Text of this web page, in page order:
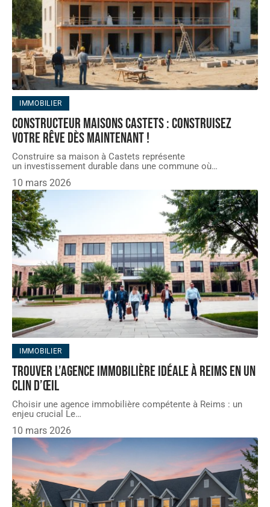
IMMOBILIER
Constructeur maisons Castets : construisez
votre rêve dès maintenant !
Construire sa maison à Castets représente
un investissement durable dans une commune où…
10 mars 2026
IMMOBILIER
Trouver l’agence immobilière idéale à reims en un
clin d’œil
Choisir une agence immobilière compétente à Reims : un
enjeu crucial Le…
10 mars 2026